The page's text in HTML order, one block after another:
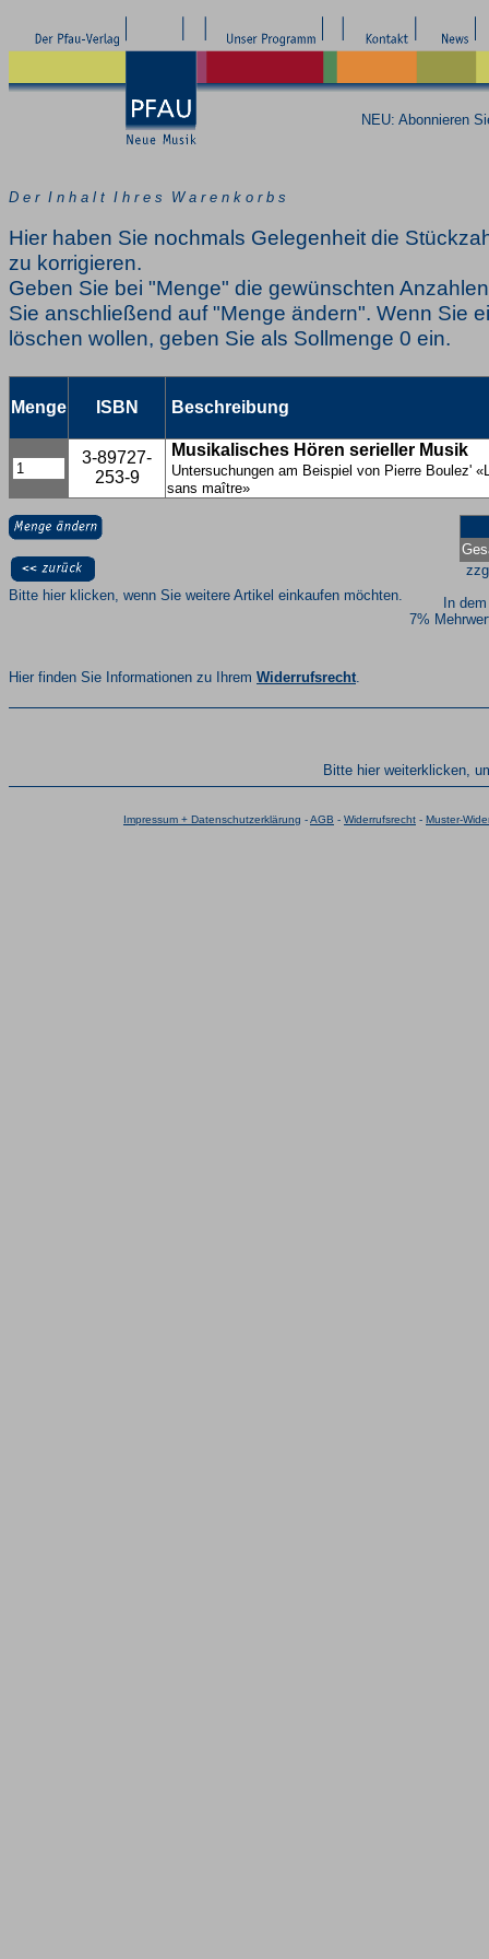
NEU: Abonnieren
D e r I n h a l t I h r e s W a r e n k o r b s
Hier haben Sie nochmals Gelegenheit die
zu korrigieren.
Geben Sie bei "Menge" die gewünschten
Sie anschließend auf "Menge ändern". Wenn Sie
löschen wollen, geben Sie als Sollmenge 0 ein.
Menge ISBN Beschreibung
3-89727-
253-9
Musikalisches Hören serieller Musik
Untersuchungen am Beispiel von Pierre Boulez'
sans maître»
In
7%
Bitte hier klicken, wenn Sie weitere Artikel einkaufen möchten.
Hier finden Sie Informationen zu Ihrem Widerrufsrecht.
Bitte hier weiterklicken,
Impressum + Datenschutzerklärung -AGB - Widerrufsrecht - Muster-